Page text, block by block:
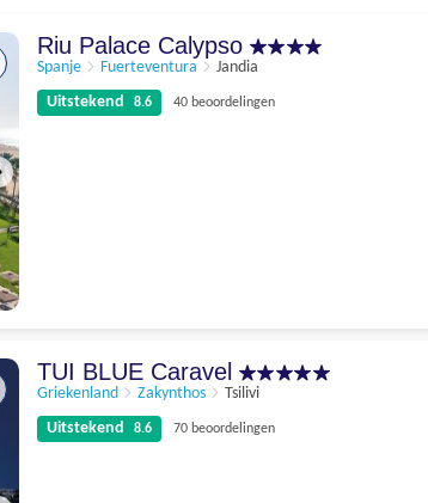
Riu Palace Calypso
Spanje Fuerteventura
Jandia
Uitstekend
8.6 40 beoordelingen
TUI BLUE Caravel
Griekenland Zakynthos
Tsilivi
Uitstekend
8.6 70 beoordelingen